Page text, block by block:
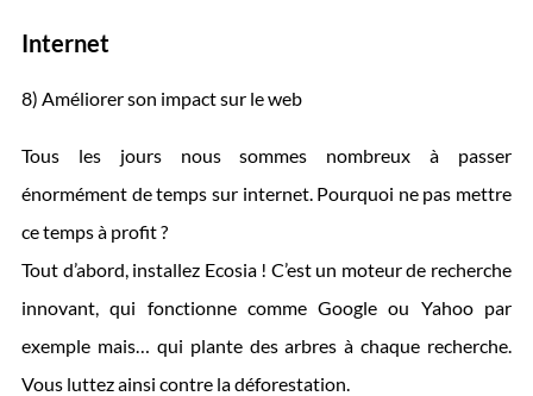
Internet
8) Améliorer son impact sur le web
Tous les jours nous sommes nombreux à passer
énormément de temps sur internet. Pourquoi ne pas mettre
ce temps à profit ?
Tout d’abord, installez Ecosia ! C’est un moteur de recherche
innovant, qui fonctionne comme Google ou Yahoo par
exemple mais… qui plante des arbres à chaque recherche.
Vous luttez ainsi contre la déforestation.